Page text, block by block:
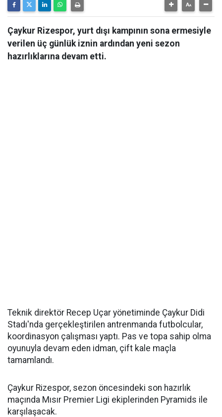
Çaykur Rizespor, yurt dışı kampının sona ermesiyle
verilen üç günlük iznin ardından yeni sezon
hazırlıklarına devam etti.
Teknik direktör Recep Uçar yönetiminde Çaykur Didi
Stadı'nda gerçekleştirilen antrenmanda futbolcular,
koordinasyon çalışması yaptı. Pas ve topa sahip olma
oyunuyla devam eden idman, çift kale maçla
tamamlandı.
Çaykur Rizespor, sezon öncesindeki son hazırlık
maçında Mısır Premier Ligi ekiplerinden Pyramids ile
karşılaşacak.